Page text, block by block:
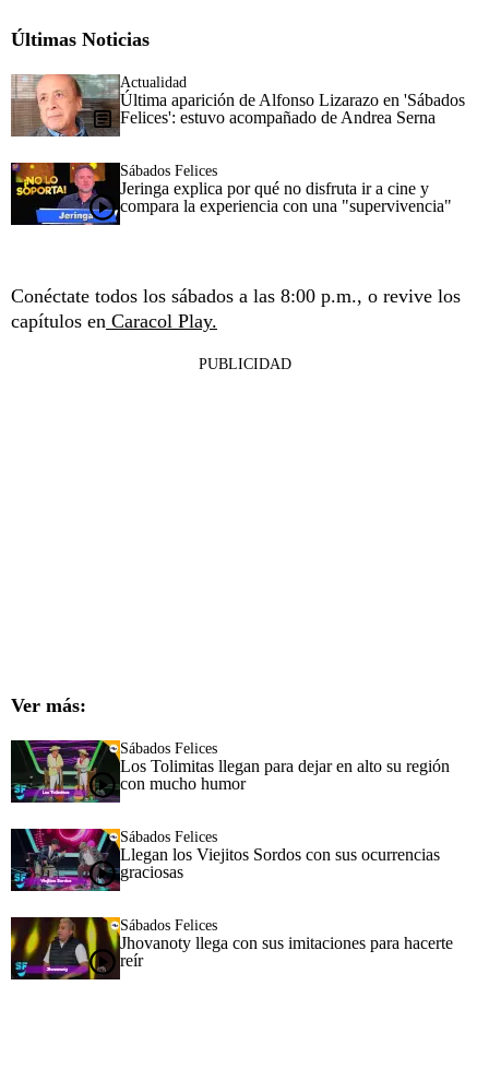
Últimas Noticias
Actualidad
Última aparición de Alfonso Lizarazo en 'Sábados
Felices': estuvo acompañado de Andrea Serna
Sábados Felices
Jeringa explica por qué no disfruta ir a cine y
compara la experiencia con una "supervivencia"
Conéctate todos los sábados a las 8:00 p.m., o revive los
capítulos en Caracol Play.
PUBLICIDAD
Ver más:
Sábados Felices
Los Tolimitas llegan para dejar en alto su región
con mucho humor
Sábados Felices
Llegan los Viejitos Sordos con sus ocurrencias
graciosas
Sábados Felices
Jhovanoty llega con sus imitaciones para hacerte
reír